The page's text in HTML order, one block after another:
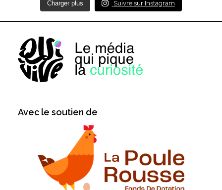
Charger plus Suivre sur Instagram
Avec le soutien de